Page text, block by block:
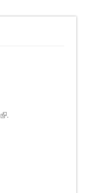
.